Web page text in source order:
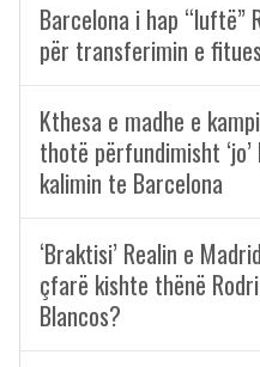
Barcelona i hap “luftë”
për transferimin e
Kthesa e madhe e
thotë përfundimisht
kalimin te Barcelona
‘Braktisi’ Realin e
çfarë kishte thënë
Blancos?